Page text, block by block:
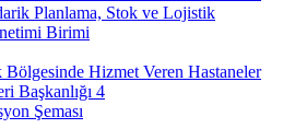
Planlama, Stok ve Lojistik
Birimi
Bölgesinde Hizmet Veren Hastaneler
Başkanlığı 4
Şeması